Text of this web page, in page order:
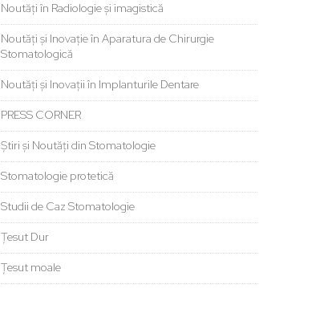
Noutăți în Radiologie și imagistică
Noutăți și Inovație în Aparatura de Chirurgie
Stomatologică
Noutăți și Inovații în Implanturile Dentare
PRESS CORNER
Știri și Noutăți din Stomatologie
Stomatologie protetică
Studii de Caz Stomatologie
Țesut Dur
Țesut moale